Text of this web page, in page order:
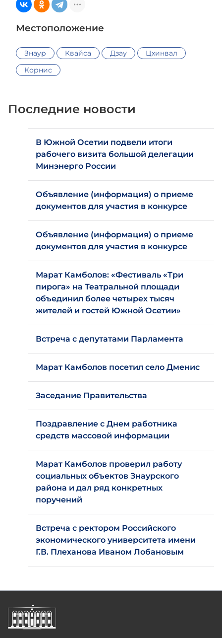
Местоположение
Знаур Квайса Дзау
Цхинвал
Корнис
Последние новости
В Южной Осетии подвели итоги
рабочего визита большой делегации
Минэнерго России
Объявление (информация) о приеме
документов для участия в конкурсе
Объявление (информация) о приеме
документов для участия в конкурсе
Марат Камболов: «Фестиваль «Три
пирога» на Театральной площади
объединил более четырех тысяч
жителей и гостей Южной Осетии»
Встреча с депутатами Парламента
Марат Камболов посетил село Дменис
Заседание Правительства
Поздравление с Днем работника
средств массовой информации
Марат Камболов проверил работу
социальных объектов Знаурского
района и дал ряд конкретных
поручений
Встреча с ректором Российского
экономического университета имени
Г.В. Плеханова Иваном Лобановым